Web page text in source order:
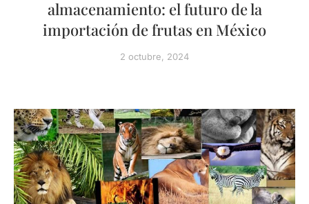
almacenamiento: el futuro de la
importación de frutas en México
2 octubre, 2024